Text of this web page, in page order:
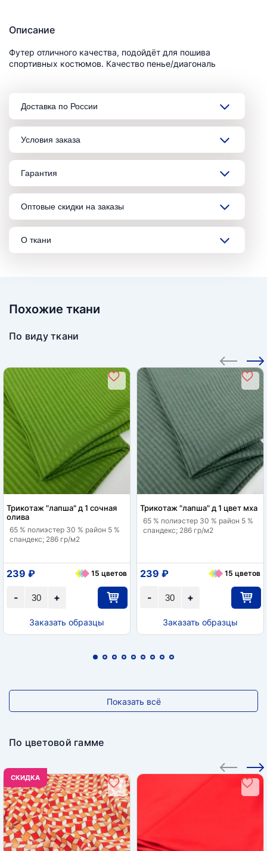
Описание
Футер отличного качества, подойдёт для пошива
спортивных костюмов. Качество пенье/диагональ
Доставка по России
Условия заказа
Гарантия
Оптовые скидки на заказы
О ткани
Похожие ткани
По виду ткани
Трикотаж "лапша" д 1 сочная
олива
65 % полиэстер 30 % район 5 %
спандекс; 286 гр/м2
+
-
239 ₽ 15 цветов
Заказать образцы
Трикотаж "лапша" д 1 цвет мха
65 % полиэстер 30 % район 5 %
спандекс; 286 гр/м2
+
-
239 ₽ 15 цветов
Заказать образцы
Показать всё
По цветовой гамме
CКИДКА